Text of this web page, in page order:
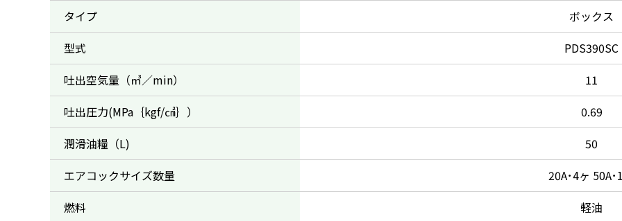
タイプ
ボックス
型式
PDS390SC
吐出空気量（㎥／min）
11
吐出圧力(MPa｛kgf/㎠｝）
0.69
潤滑油糧（L)
50
エアコックサイズ数量
20A･4ヶ 50A･
燃料
軽油